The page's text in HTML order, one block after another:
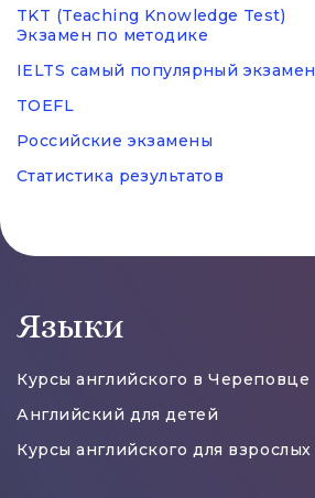
TKT (Teaching Knowledge Test)
Экзамен по методике
IELTS самый популярный экзамен
TOEFL
Российские экзамены
Статистика результатов
Языки
Курсы английского в Череповце
Английский для детей
Курсы английского для взрослых